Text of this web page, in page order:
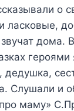
о
ласковые,
дома.
дедушка,
Слушали и
маму»